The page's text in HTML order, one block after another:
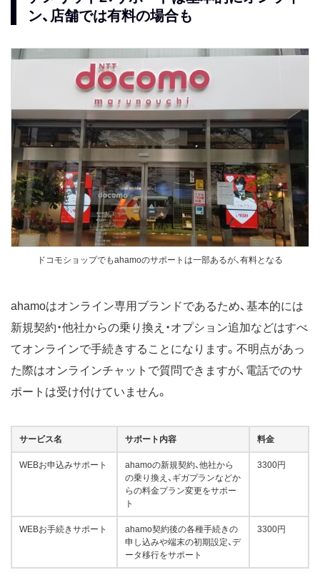
ン、店舗では有料の場合も
ドコモショップでもahamoのサポートは一部あるが、有料となる
ahamoはオンライン専用ブランドであるため、基本的には
新規契約・他社からの乗り換え・オプション追加などはすべ
てオンラインで手続きすることになります。不明点があっ
た際はオンラインチャットで質問できますが、電話でのサ
ポートは受け付けていません。
サービス名 サポート内容 料金
WEBお申込みサポート
ahamoの新規契約、他社から
の乗り換え、ギガプランなどか
らの料金プラン変更をサポー
ト
3300円
WEBお手続きサポート
ahamo契約後の各種手続きの
申し込みや端末の初期設定、デ
ータ移行をサポート
3300円